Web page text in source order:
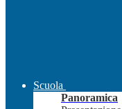
Scuola
Panoramica